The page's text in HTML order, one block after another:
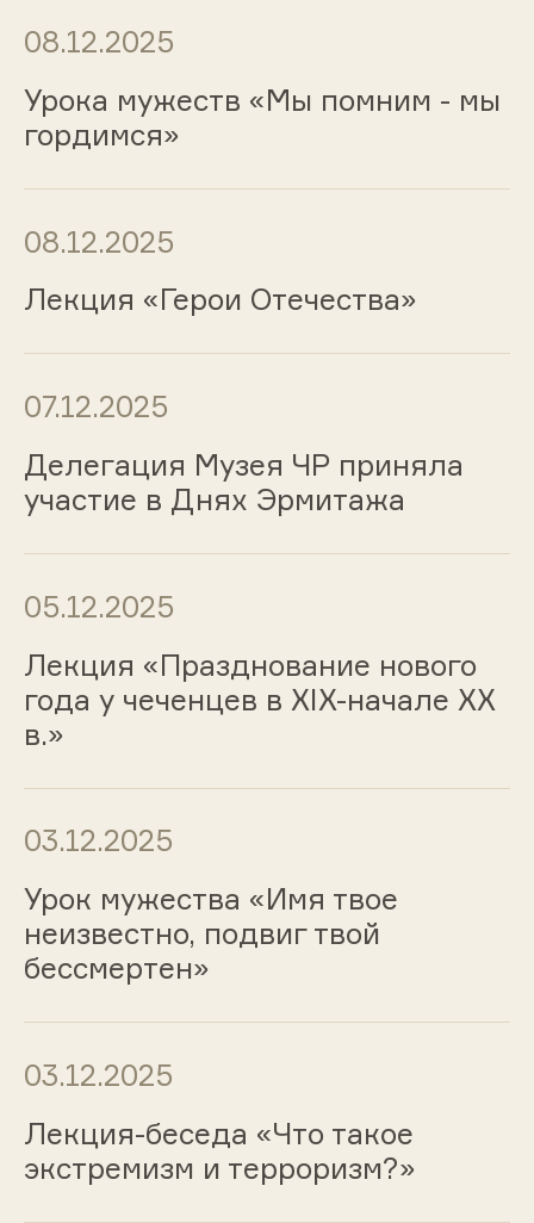
08.12.2025
Урока мужеств «Мы помним - мы
гордимся»
08.12.2025
Лекция «Герои Отечества»
07.12.2025
Делегация Музея ЧР приняла
участие в Днях Эрмитажа
05.12.2025
Лекция «Празднование нового
года у чеченцев в XIX-начале XX
в.»
03.12.2025
Урок мужества «Имя твое
неизвестно, подвиг твой
бессмертен»
03.12.2025
Лекция-беседа «Что такое
экстремизм и терроризм?»